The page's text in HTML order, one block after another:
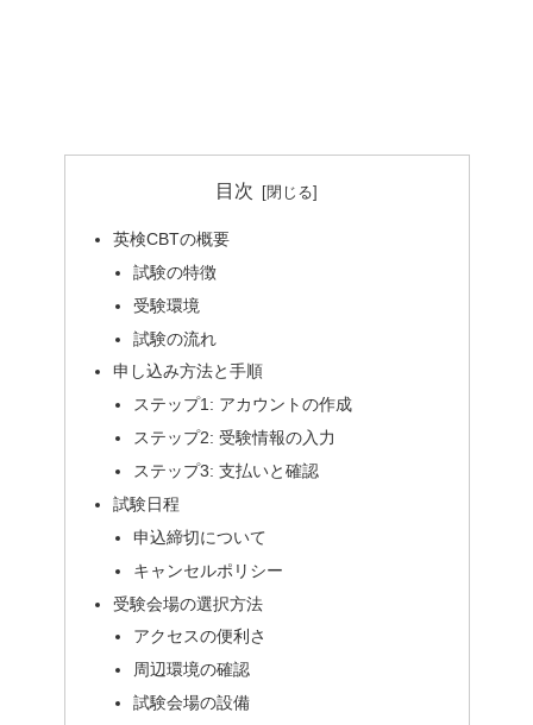
目次
英検CBTの概要
試験の特徴
受験環境
試験の流れ
申し込み方法と手順
ステップ1: アカウントの作成
ステップ2: 受験情報の入力
ステップ3: 支払いと確認
試験日程
申込締切について
キャンセルポリシー
受験会場の選択方法
アクセスの便利さ
周辺環境の確認
試験会場の設備